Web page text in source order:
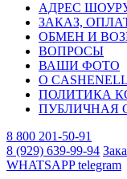
АДРЕС
ЗАКАЗ,
ОБМЕН И
ВОПРОСЫ
ВАШИ ФОТО
О
ПОЛИТИКА
ПУБЛИЧНАЯ
8 800 201-50-91
8 (929) 639-99-94
WHATSAPPtelegram